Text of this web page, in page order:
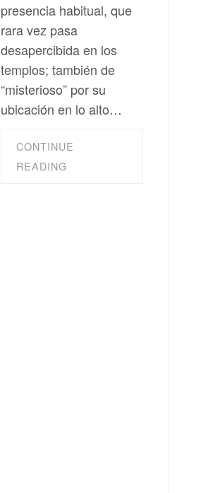
presencia habitual, que
rara vez pasa
desapercibida en los
templos; también de
“misterioso” por su
ubicación en lo alto…
CONTINUE
READING